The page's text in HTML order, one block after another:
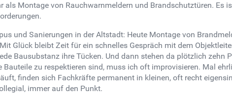
Montage von Rauchwarnmeldern und Brandschutztüren. Es
und Sanierungen in der Altstadt: Heute Montage von
Glück bleibt Zeit für ein schnelles Gespräch mit dem
Bausubstanz ihre Tücken. Und dann stehen da plötzlich zehn
zu respektieren sind, muss ich oft improvisieren. Mal
finden sich Fachkräfte permanent in kleinen, oft recht
immer auf den Punkt.